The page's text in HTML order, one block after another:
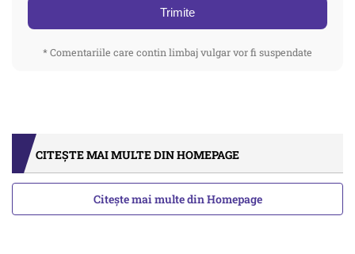
Trimite
* Comentariile care contin limbaj vulgar vor fi suspendate
CITEȘTE MAI MULTE DIN HOMEPAGE
Citește mai multe din Homepage